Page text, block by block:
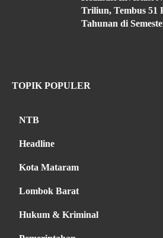
Triliun, Tembus 51
Tahunan di
TOPIK POPULER
NTB
Headline
Kota Mataram
Lombok Barat
Hukum & Kriminal